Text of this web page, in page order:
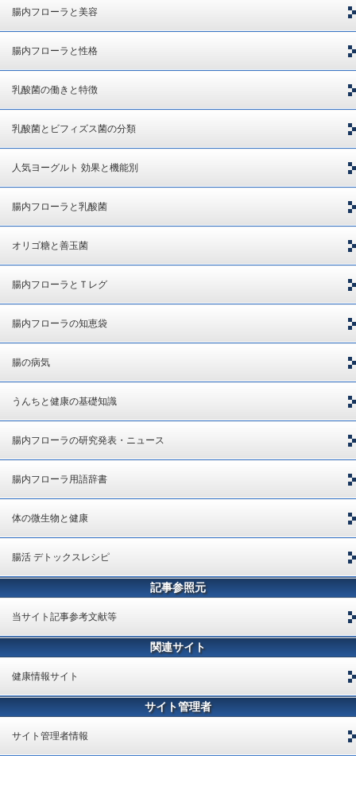
腸内フローラと美容
腸内フローラと性格
乳酸菌の働きと特徴
乳酸菌とビフィズス菌の分類
人気ヨーグルト 効果と機能別
腸内フローラと乳酸菌
オリゴ糖と善玉菌
腸内フローラとＴレグ
腸内フローラの知恵袋
腸の病気
うんちと健康の基礎知識
腸内フローラの研究発表・ニュース
腸内フローラ用語辞書
体の微生物と健康
腸活 デトックスレシピ
記事参照元
当サイト記事参考文献等
関連サイト
健康情報サイト
サイト管理者
サイト管理者情報